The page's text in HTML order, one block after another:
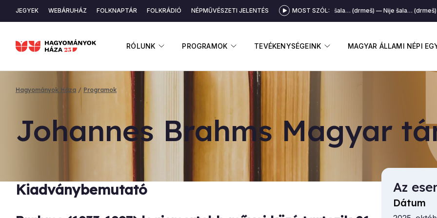
tartalomra
RÓLUNK ALMENÜ MEGNYITÁSA
PROGRAMOK ALMENÜ MEGNYITÁSA
TEVÉKENYSÉGEINK ALMENÜ MEGNYITÁSA
MAGYAR ÁLLAMI NÉPI
Másodlagos
JEGYEK WEBÁRUHÁZ FOLKNAPTÁR FOLKRÁDIÓ NÉPMŰVÉSZETI JELENTÉS MOST SZÓL:Nije šala… (drmeš) Nije šala… (drmeš)
Hagyományok Háza Programok
Jo­han­nes Brahms Ma­gyar
Kiadványbemutató Az
Dátum